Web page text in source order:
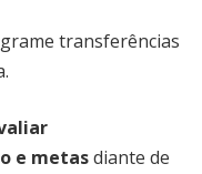
transferências
e metasdiante de